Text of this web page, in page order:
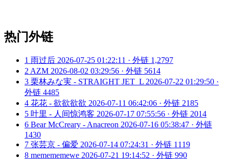
热门外链
1 雨过后 2026-07-25 01:22:11 · 外链 1,2797
2 AZM 2026-08-02 03:29:56 · 外链 5614
3 栗林みな実 - STRAIGHT JET_L 2026-07-22 01:29:50 ·
外链 4485
4 花花 - 欲欲欲欲 2026-07-11 06:42:06 · 外链 2185
5 叶里 - 人间惊鸿客 2026-07-17 07:55:56 · 外链 2014
6 Bear McCreary - Anacreon 2026-07-16 05:38:47 · 外链
1430
7 张芸京 - 偏爱 2026-07-14 07:24:31 · 外链 1119
8 memememewe 2026-07-21 19:14:52 · 外链 990